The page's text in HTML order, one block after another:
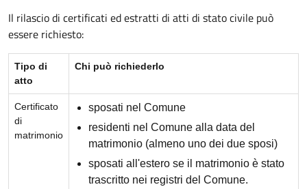
Il rilascio di certificati ed estratti di atti di stato civile può
essere richiesto:
Tipo di
atto
Chi può richiederlo
Certificato
di
matrimonio
sposati nel Comune
residenti nel Comune alla data del
matrimonio (almeno uno dei due sposi)
sposati all'estero se il matrimonio è stato
trascritto nei registri del Comune.